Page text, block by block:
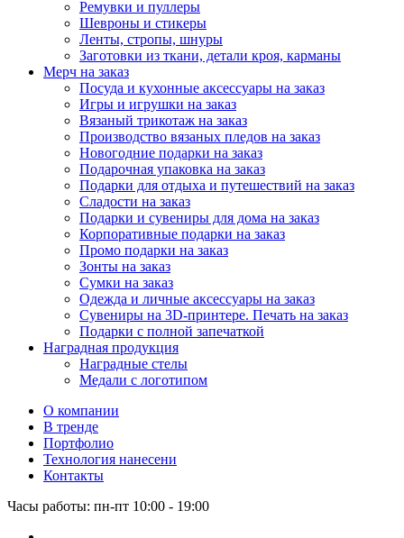
Ремувки и пуллеры
Шевроны и стикеры
Ленты, стропы, шнуры
Заготовки из ткани, детали кроя, карманы
Мерч на заказ
Посуда и кухонные аксессуары на заказ
Игры и игрушки на заказ
Вязаный трикотаж на заказ
Производство вязаных пледов на заказ
Новогодние подарки на заказ
Подарочная упаковка на заказ
Подарки для отдыха и путешествий на заказ
Сладости на заказ
Подарки и сувениры для дома на заказ
Корпоративные подарки на заказ
Промо подарки на заказ
Зонты на заказ
Сумки на заказ
Одежда и личные аксессуары на заказ
Сувениры на 3D-принтере. Печать на заказ
Подарки с полной запечаткой
Наградная продукция
Наградные стелы
Медали с логотипом
О компании
В тренде
Портфолио
Технология нанесени
Контакты
Часы работы: пн-пт 10:00 - 19:00